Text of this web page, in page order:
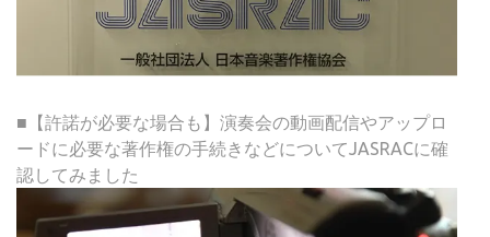
■【許諾が必要な場合も】演奏会の動画配信やアップロ
ードに必要な著作権の手続きなどについてJASRACに確
認してみました